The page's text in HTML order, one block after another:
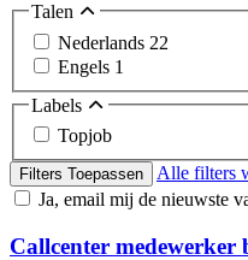
Talen
Nederlands 22
Engels 1
Labels
Topjob
Filters Toepassen
Alle filters
Ja, email mij de nieuwste
Callcenter